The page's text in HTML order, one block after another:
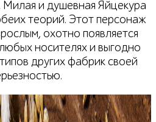
Милая и душевная Яйцекура
теорий. Этот персонаж
охотно появляется
носителях и выгодно
других фабрик своей